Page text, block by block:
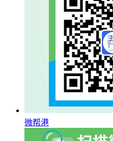
微帮港